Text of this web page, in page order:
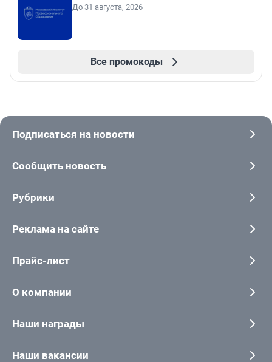
До 31 августа, 2026
Все промокоды
Подписаться на новости
Сообщить новость
Рубрики
Реклама на сайте
Прайс-лист
О компании
Наши награды
Наши вакансии